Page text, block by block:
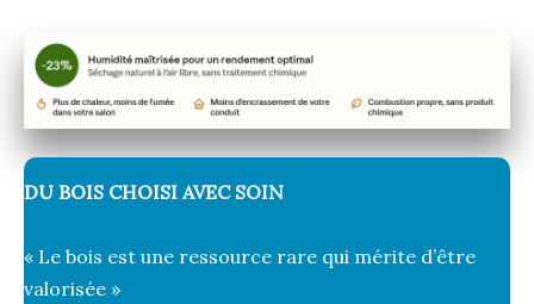
DU BOIS CHOISI AVEC SOIN
« Le bois est une ressource rare qui mérite d’être
valorisée »